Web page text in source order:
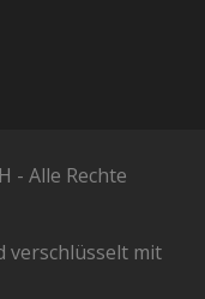
- Alle Rechte
verschlüsselt mit